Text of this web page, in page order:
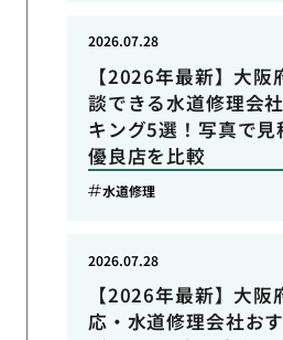
【2026年最新】大阪
談できる水道修理会
キング5選！写真で見
優良店を比較
2026.07.28
水道修理
【2026年最新】大
応・水道修理会社お
2026.07.28